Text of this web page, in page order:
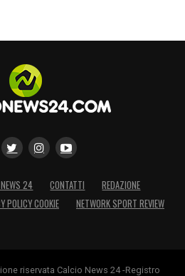
24 CONTATTI
REDAZIONE
POLICY COOKIE NETWORK SPORT REVIEW
riservata Calcio News 24 -Registro